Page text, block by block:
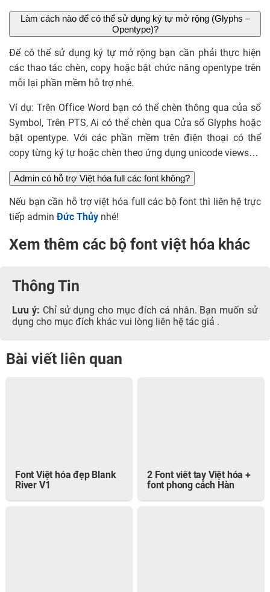
Làm cách nào để có thể sử dụng ký tự mở rộng (Glyphs –
Opentype)?
Để có thể sử dụng ký tự mở rộng bạn cần phải thực hiện
các thao tác chèn, copy hoặc bật chức năng opentype trên
mỗi lại phần mềm hỗ trợ nhé.
Ví dụ: Trên Office Word bạn có thể chèn thông qua của sổ
Symbol, Trên PTS, Ai có thể chèn qua Cửa sổ Glyphs hoặc
bật opentype. Với các phần mềm trên điện thoại có thể
copy từng ký tự hoặc chèn theo ứng dụng unicode views…
Admin có hỗ trợ Việt hóa full các font không?
Nếu bạn cần hỗ trợ việt hóa full các bộ font thì liên hệ trực
tiếp adminĐức Thủy nhé!
Xem thêm các bộ font việt hóa khác
Thông Tin
Lưu ý: Chỉ sử dụng cho mục đích cá nhân. Bạn muốn sử
dụng cho mục đích khác vui lòng liên hệ tác giả .
Bài viết liên quan
Font Việt hóa đẹp Blank
River V1
2 Font viết tay Việt hóa +
font phong cách Hàn